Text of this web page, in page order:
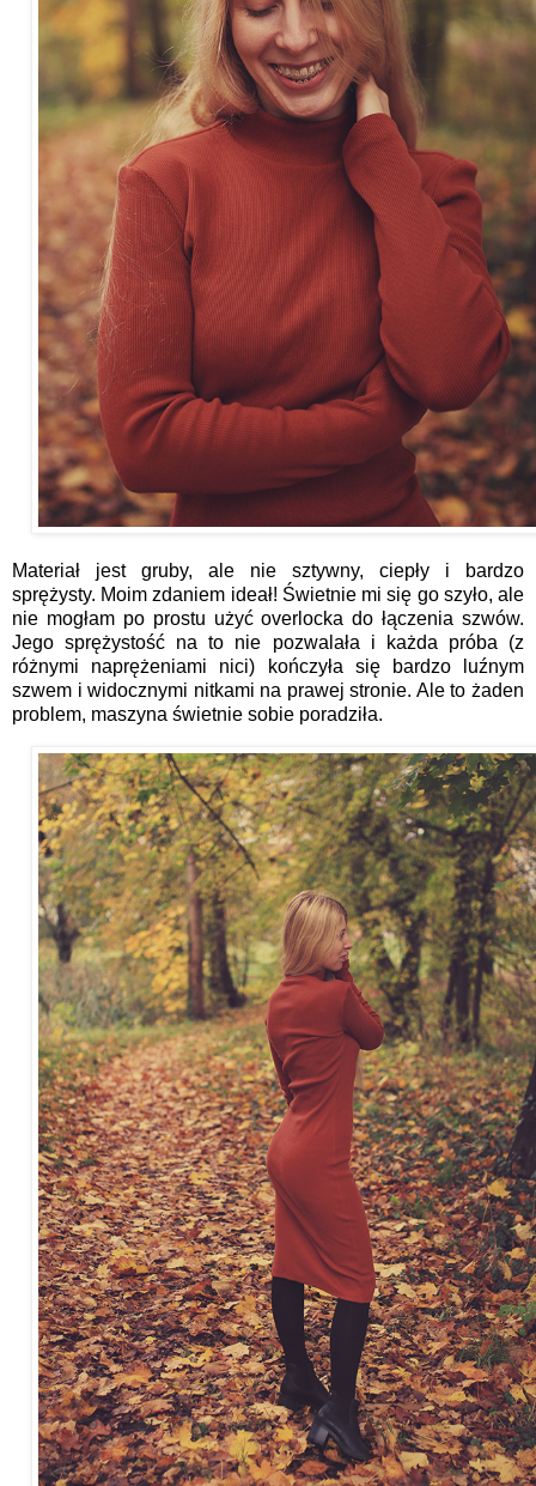
Materiał jest gruby, ale nie sztywny, ciepły i bardzo
sprężysty. Moim zdaniem ideał! Świetnie mi się go szyło, ale
nie mogłam po prostu użyć overlocka do łączenia szwów.
Jego sprężystość na to nie pozwalała i każda próba (z
różnymi naprężeniami nici) kończyła się bardzo luźnym
szwem i widocznymi nitkami na prawej stronie. Ale to żaden
problem, maszyna świetnie sobie poradziła.